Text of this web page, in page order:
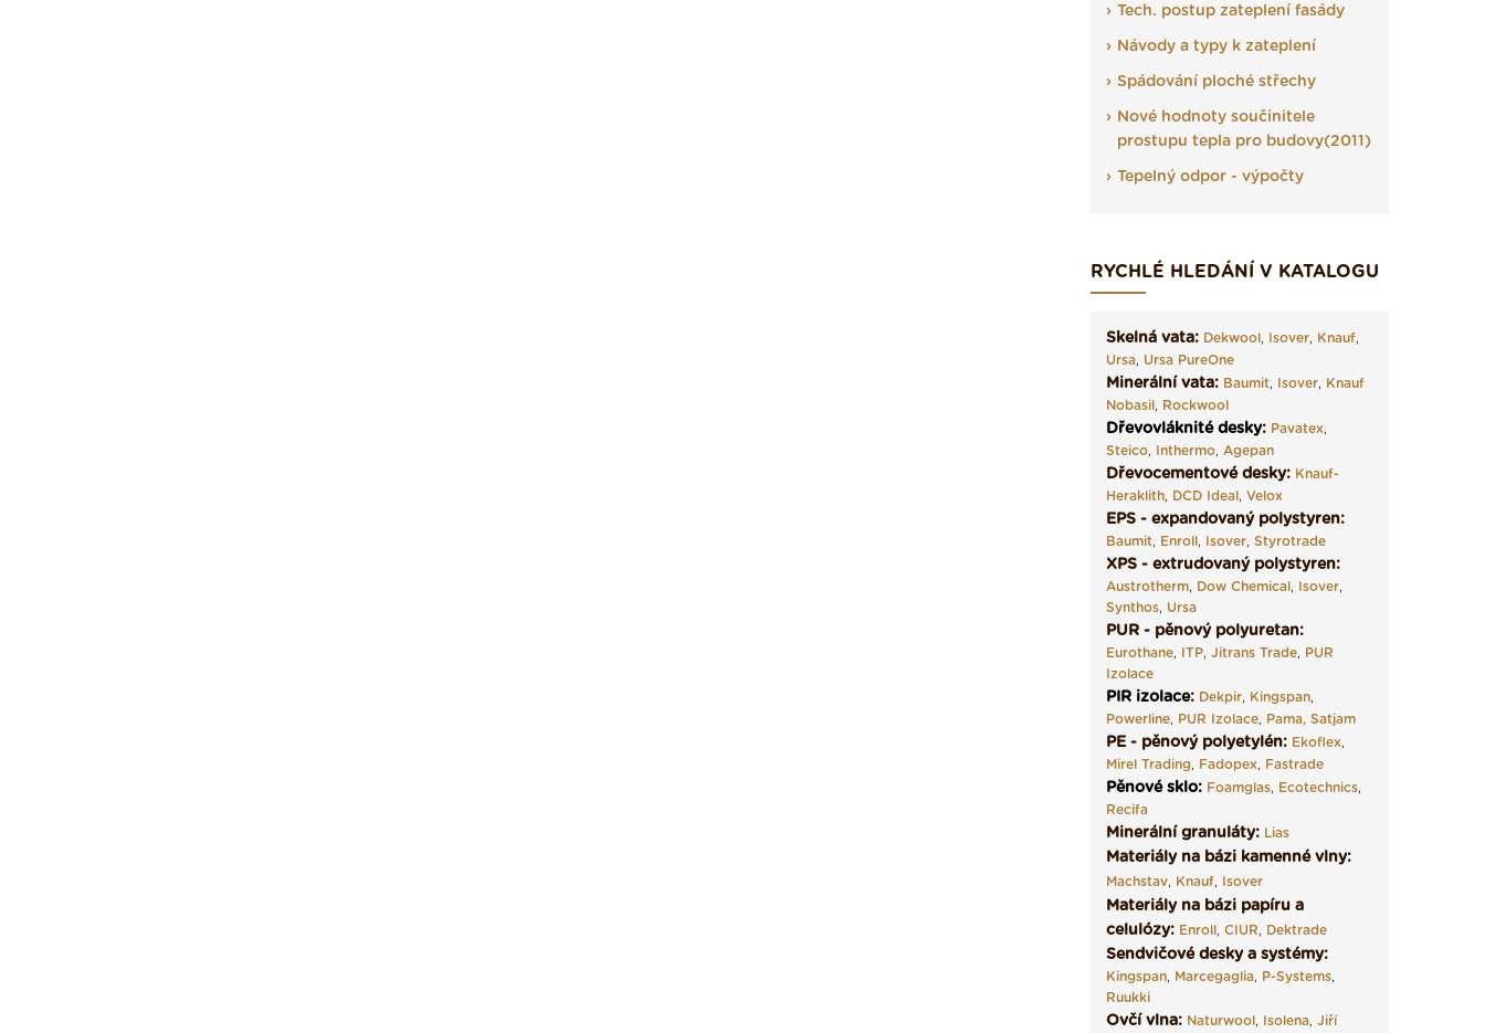
Tech. postup zateplení fasády
Návody a typy k zateplení
Spádování ploché střechy
Nové hodnoty součinitele
prostupu tepla pro budovy(2011)
Tepelný odpor - výpočty
RYCHLÉ HLEDÁNÍ V KATALOGU
Skelná vata: Dekwool, Isover, Knauf,
Ursa, Ursa PureOne
Minerální vata: Baumit, Isover, Knauf
Nobasil, Rockwool
Dřevovláknité desky: Pavatex,
Steico, Inthermo, Agepan
Dřevocementové desky: Knauf-
Heraklith, DCD Ideal, Velox
EPS - expandovaný polystyren:
Baumit, Enroll, Isover, Styrotrade
XPS - extrudovaný polystyren:
Austrotherm, Dow Chemical, Isover,
Synthos, Ursa
PUR - pěnový polyuretan:
Eurothane, ITP, Jitrans Trade, PUR
Izolace
PIR izolace: Dekpir, Kingspan,
Powerline, PUR Izolace, Pama, Satjam
PE - pěnový polyetylén: Ekoflex,
Mirel Trading, Fadopex, Fastrade
Pěnové sklo: Foamglas, Ecotechnics,
Recifa
Minerální granuláty: Lias
Materiály na bázi kamenné vlny:
Machstav, Knauf, Isover
Materiály na bázi papíru a
celulózy: Enroll, CIUR, Dektrade
Sendvičové desky a systémy:
Kingspan, Marcegaglia, P-Systems,
Ruukki
Ovčí vlna: Naturwool, Isolena, Jiří